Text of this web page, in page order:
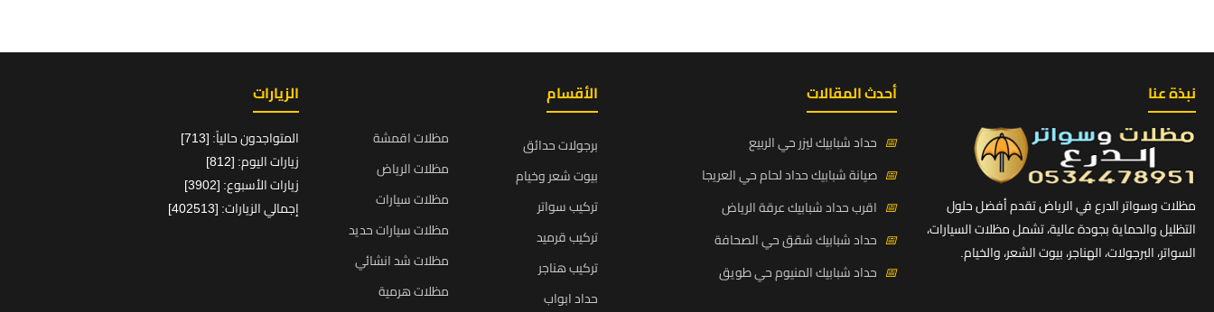
نبذة عنا
مظلات وسواتر الدرع في الرياض تقدم أفضل حلول
التظليل والحماية بجودة عالية، تشمل مظلات السيارات،
السواتر، البرجولات، الهناجر، بيوت الشعر، والخيام.
أحدث المقالات
📅 حداد شبابيك ليزر حي الربيع
📅 صيانة شبابيك حداد لحام حي العريجا
📅 اقرب حداد شبابيك عرقة الرياض
📅 حداد شبابيك شقق حي الصحافة
📅 حداد شبابيك المنيوم حي طويق
الأقسام
برجولات حدائق
بيوت شعر وخيام
تركيب سواتر
تركيب قرميد
تركيب هناجر
حداد ابواب
مظلات اقمشة
مظلات الرياض
مظلات سيارات
مظلات سيارات حديد
مظلات شد انشائي
مظلات هرمية
الزيارات
المتواجدون حالياً: [713]
زيارات اليوم: [812]
زيارات الأسبوع: [3902]
إجمالي الزيارات: [402513]